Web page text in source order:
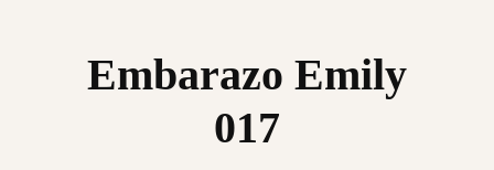
Embarazo Emily
017